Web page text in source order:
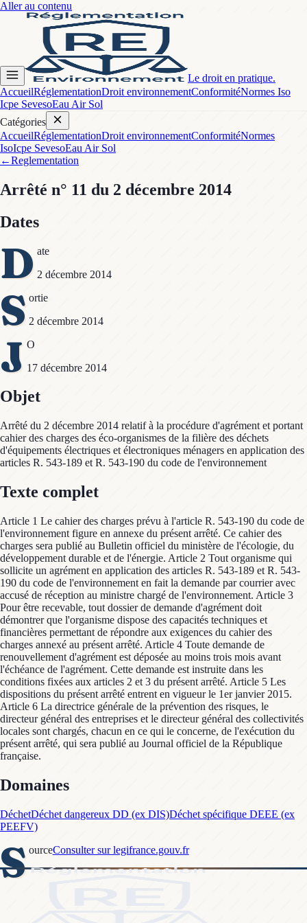
Aller au contenu
Le droit en pratique.
AccueilRéglementationDroit environnementConformitéNormes Iso
Icpe SevesoEau Air Sol
Catégories
AccueilRéglementationDroit environnementConformitéNormes
IsoIcpe SevesoEau Air Sol
←Reglementation
Arrêté n° 11 du 2 décembre 2014
Dates
D ate
2 décembre 2014
S ortie
2 décembre 2014
J O
17 décembre 2014
Objet
Arrêté du 2 décembre 2014 relatif à la procédure d'agrément et portant
cahier des charges des éco-organismes de la filière des déchets
d'équipements électriques et électroniques ménagers en application des
articles R. 543-189 et R. 543-190 du code de l'environnement
Texte complet
Article 1 Le cahier des charges prévu à l'article R. 543-190 du code de
l'environnement figure en annexe du présent arrêté. Ce cahier des
charges sera publié au Bulletin officiel du ministère de l'écologie, du
développement durable et de l'énergie. Article 2 Tout organisme qui
sollicite un agrément en application des articles R. 543-189 et R. 543-
190 du code de l'environnement en fait la demande par courrier avec
accusé de réception au ministre chargé de l'environnement. Article 3
Pour être recevable, tout dossier de demande d'agrément doit
démontrer que l'organisme dispose des capacités techniques et
financières permettant de répondre aux exigences du cahier des
charges annexé au présent arrêté. Article 4 Toute demande de
renouvellement d'agrément est déposée au moins trois mois avant
l'échéance de l'agrément. Cette demande est instruite dans les
conditions fixées aux articles 2 et 3 du présent arrêté. Article 5 Les
dispositions du présent arrêté entrent en vigueur le 1er janvier 2015.
Article 6 La directrice générale de la prévention des risques, le
directeur général des entreprises et le directeur général des collectivités
locales sont chargés, chacun en ce qui le concerne, de l'exécution du
présent arrêté, qui sera publié au Journal officiel de la République
française.
Domaines
DéchetDéchet dangereux DD (ex DIS)Déchet spécifique DEEE (ex
PEEFV)
S ourceConsulter sur legifrance.gouv.fr